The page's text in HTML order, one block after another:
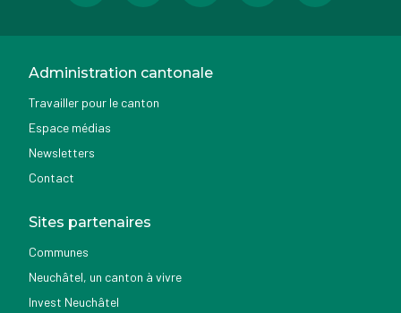
Administration cantonale
Travailler pour le canton
Espace médias
Newsletters
Contact
Sites partenaires
Communes
Neuchâtel, un canton à vivre
Invest Neuchâtel